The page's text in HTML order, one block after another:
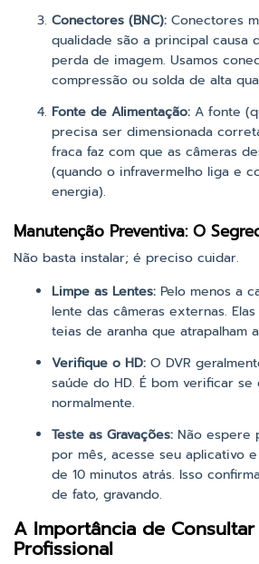
Conectores (BNC): Conectores
qualidade são a principal causa
perda de imagem. Usamos
compressão ou solda de alta
Fonte de Alimentação: A fonte
precisa ser dimensionada
fraca faz com que as câmeras
(quando o infravermelho liga e
energia).
Manutenção Preventiva: O
Não basta instalar; é preciso cuidar.
Limpe as Lentes: Pelo menos a
lente das câmeras externas.
teias de aranha que atrapalham
Verifique o HD: O DVR
saúde do HD. É bom verificar
normalmente.
Teste as Gravações: Não espere
por mês, acesse seu aplicativo
de 10 minutos atrás. Isso
de fato, gravando.
A Importância de
Profissional